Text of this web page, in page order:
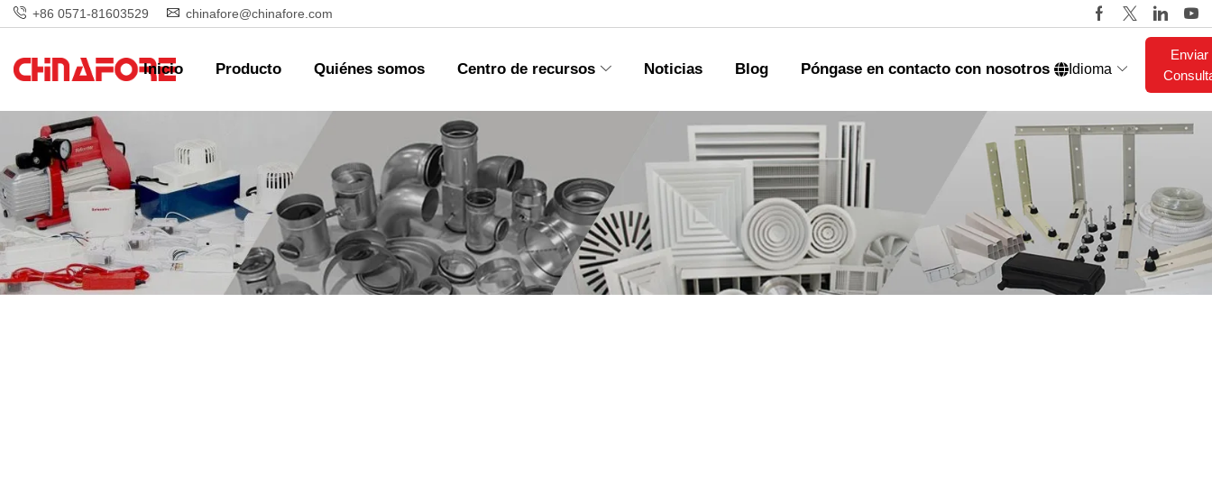
+86 0571-81603529 chinafore@chinafore.com
Inicio Producto Quiénes somos Centro de recursos Noticias Blog Póngase en contacto con nosotros Idioma
Enviar